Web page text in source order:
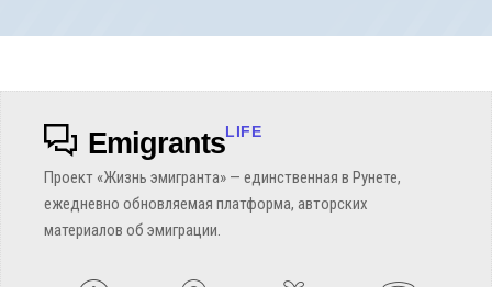
EmigrantsLIFE
Проект «Жизнь эмигранта» — единственная в Рунете,
ежедневно обновляемая платформа, авторских
материалов об эмиграции.